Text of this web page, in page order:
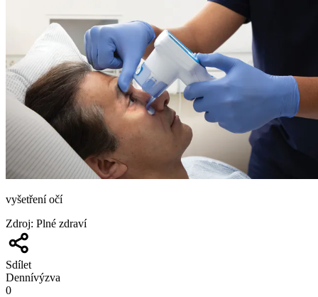
vyšetření očí
Zdroj: Plné zdraví
Sdílet
Dennívýzva
0